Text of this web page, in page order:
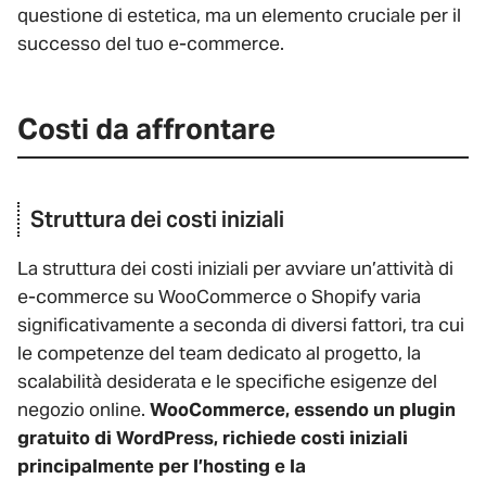
questione di estetica, ma un elemento cruciale per il
successo del tuo e-commerce.
Costi da affrontare
Struttura dei costi iniziali
La struttura dei costi iniziali per avviare un’attività di
e-commerce su WooCommerce o Shopify varia
significativamente a seconda di diversi fattori, tra cui
le competenze del team dedicato al progetto, la
scalabilità desiderata e le specifiche esigenze del
negozio online. WooCommerce, essendo un plugin
gratuito di WordPress, richiede costi iniziali
principalmente per l’hosting e la